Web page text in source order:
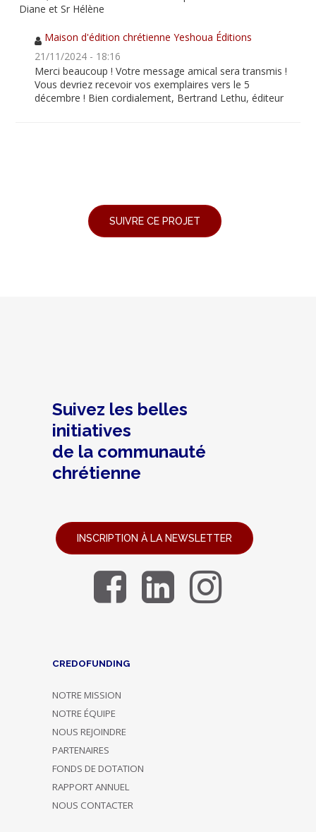
Diane et Sr Hélène
Maison d'édition chrétienne Yeshoua Éditions
21/11/2024 - 18:16
Merci beaucoup ! Votre message amical sera transmis !
Vous devriez recevoir vos exemplaires vers le 5
décembre ! Bien cordialement, Bertrand Lethu, éditeur
Suivez les belles
initiatives
de la communauté
chrétienne
INSCRIPTION À LA NEWSLETTER
CREDOFUNDING
NOTRE MISSION
NOTRE ÉQUIPE
NOUS REJOINDRE
PARTENAIRES
FONDS DE DOTATION
RAPPORT ANNUEL
NOUS CONTACTER